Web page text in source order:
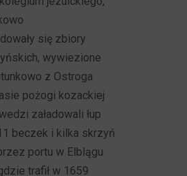
się zbiory
wywiezione
z Ostroga
pożogi kozackiej
załadowali łup
beczek i kilka skrzyń
portu w Elblągu
trafił w 1659